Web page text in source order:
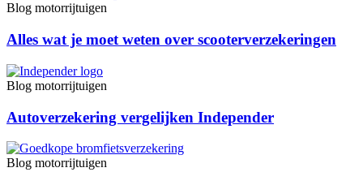
Blog motorrijtuigen
Alles wat je moet weten over scooterverzekeringen
Blog motorrijtuigen
Autoverzekering vergelijken Independer
Blog motorrijtuigen